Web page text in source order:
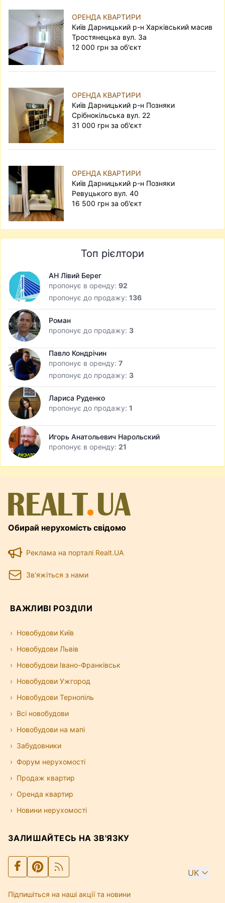
ОРЕНДА КВАРТИРИ
Київ Дарницький р-н Харківський масив
Тростянецька вул. 3а
12 000 грн за об'єкт
ОРЕНДА КВАРТИРИ
Київ Дарницький р-н Позняки
Срібнокільська вул. 22
31 000 грн за об'єкт
ОРЕНДА КВАРТИРИ
Київ Дарницький р-н Позняки
Ревуцького вул. 40
16 500 грн за об'єкт
Топ рієлтори
АН Лівий Берег
пропонує в оренду: 92
пропонує до продажу: 136
Роман
пропонує до продажу: 3
Павло Кондрічин
пропонує в оренду: 7
пропонує до продажу: 3
Лариса Руденко
пропонує до продажу: 1
Игорь Анатольевич Нарольский
пропонує в оренду: 21
Обирай нерухомість свідомо
Реклама на порталі Realt.UA
Зв'яжіться з нами
ВАЖЛИВІ РОЗДІЛИ
Новобудови Київ
Новобудови Львів
Новобудови Івано-Франківськ
Новобудови Ужгород
Новобудови Тернопіль
Всі новобудови
Новобудови на мапі
Забудовники
Форум нерухомості
Продаж квартир
Оренда квартир
Новини нерухомості
ЗАЛИШАЙТЕСЬ НА ЗВ'ЯЗКУ
UK
Підпишіться на наші акції та новини